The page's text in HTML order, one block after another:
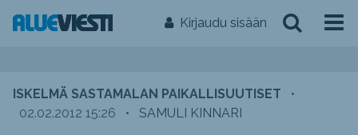
Kirjaudu sisään
ISKELMÄ SASTAMALAN PAIKALLISUUTISET
•
02.02.2012 15:26
• SAMULI KINNARI